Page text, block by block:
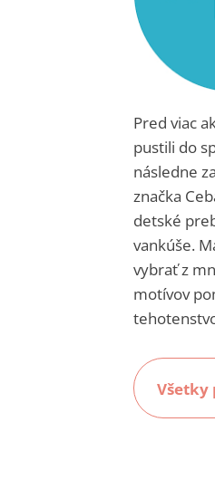
Pred viac
pustili do
následne
značka
detské
vankúše.
vybrať z
motívov